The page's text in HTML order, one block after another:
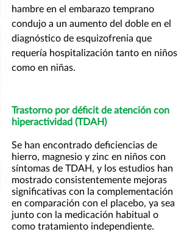
hambre en el embarazo temprano
condujo a un aumento del doble en el
diagnóstico de esquizofrenia que
requería hospitalización tanto en niños
como en niñas.
Trastorno por déficit de atención con
hiperactividad (TDAH)
Se han encontrado deficiencias de
hierro, magnesio y zinc en niños con
síntomas de TDAH, y los estudios han
mostrado consistentemente mejoras
significativas con la complementación
en comparación con el placebo, ya sea
junto con la medicación habitual o
como tratamiento independiente.